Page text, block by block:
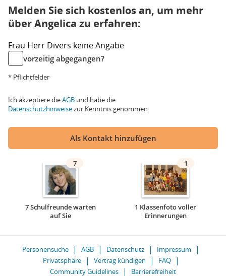
Melden Sie sich kostenlos an, um mehr
über Angelica zu erfahren:
Frau Herr Divers keine Angabe
vorzeitig abgegangen?
* Pflichtfelder
Ich akzeptiere dieAGB und habe die
Datenschutzhinweisezur Kenntnis genommen.
Als Kontakt hinzufügen
7
7 Schulfreunde warten
auf Sie
1
1 Klassenfoto voller
Erinnerungen
Personensuche AGB Datenschutz
Impressum
Privatsphäre
Vertrag kündigen
FAQ
Community Guidelines
Barrierefreiheit